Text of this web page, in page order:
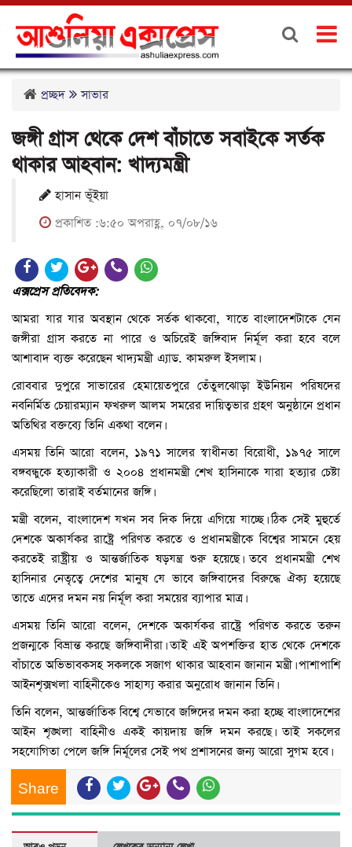
প্রচ্ছদ সাভার
জঙ্গী গ্রাস থেকে দেশ বাঁচাতে সবাইকে সর্তক
থাকার আহবান: খাদ্যমন্ত্রী
হাসান ভূঁইয়া
প্রকাশিত :৬:৫০ অপরাহ্ণ, ০৭/০৮/১৬
এক্সপ্রেস প্রতিবেদক:
আমরা যার যার অবস্থান থেকে সর্তক থাকবো, যাতে বাংলাদেশটাকে যেন
জঙ্গীরা গ্রাস করতে না পারে ও অচিরেই জঙ্গিবাদ নির্মূল করা হবে বলে
আশাবাদ ব্যক্ত করেছেন খাদ্যমন্ত্রী এ্যাড. কামরুল ইসলাম।
রোববার দুপুরে সাভারের হেমায়েতপুরে তেঁতুলঝোড়া ইউনিয়ন পরিষদের
নবনির্মিত চেয়ারম্যান ফখরুল আলম সমরের দায়িত্বভার গ্রহণ অনুষ্ঠানে প্রধান
অতিথির বক্তব্যে তিনি একথা বলেন।
এসময় তিনি আরো বলেন, ১৯৭১ সালের স্বাধীনতা বিরোধী, ১৯৭৫ সালে
বঙ্গবন্ধুকে হত্যাকারী ও ২০০৪ প্রধানমন্ত্রী শেখ হাসিনাকে যারা হত্যার চেষ্টা
করেছিলো তারাই বর্তমানের জঙ্গি।
মন্ত্রী বলেন, বাংলাদেশ যখন সব দিক দিয়ে এগিয়ে যাচ্ছে। ঠিক সেই মুহুর্তে
দেশকে অকার্যকর রাষ্ট্রে পরিণত করতে ও প্রধানমন্ত্রীকে বিশ্বের সামনে হেয়
করতেই রাষ্ট্রীয় ও আন্তর্জাতিক ষড়যন্ত্র শুরু হয়েছে। তবে প্রধানমন্ত্রী শেখ
হাসিনার নেতৃত্বে দেশের মানুষ যে ভাবে জঙ্গিবাদের বিরুদ্ধে ঐক্য হয়েছে
তাতে এদের দমন নয় নির্মূল করা সময়ের ব্যাপার মাত্র।
এসময় তিনি আরো বলেন, দেশকে অকার্যকর রাষ্ট্রে পরিণত করতে তরুন
প্রজন্মকে বিভ্রান্ত করছে জঙ্গিবাদীরা। তাই এই অপশক্তির হাত থেকে দেশকে
বাঁচাতে অভিভাবকসহ সকলকে সজাগ থাকার আহবান জানান মন্ত্রী। পাশাপাশি
আইনশৃক্সখলা বাহিনীকেও সাহায্য করার অনুরোধ জানান তিনি।
তিনি বলেন, আন্তর্জাতিক বিশ্বে যেভাবে জঙ্গিদের দমন করা হচ্ছে বাংলাদেশের
আইন শৃঙ্খলা বাহিনীও একই কায়দায় জঙ্গি দমন করছে। তাই সকলের
সহযোগিতা পেলে জঙ্গি নির্মূলের সেই পথ প্রশাসনের জন্য আরো সুগম হবে।
Share